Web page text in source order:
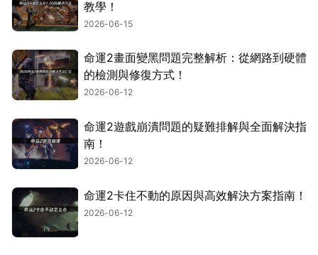
教學！
2026-06-15
命運2畫面變黑問題完整解析：從網路到硬體
的檢測與修復方式！
2026-06-12
命運2遊戲崩潰問題的疑難排解與全面解決指
南！
2026-06-12
命運2卡住不動的原因與高效解決方案指南！
2026-06-12